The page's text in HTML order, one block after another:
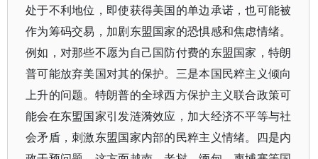
处于不利地位，即使获得美国的单边承诺，也可能被
作为筹码交易，加剧东盟国家的恐惧感和焦虑情绪。
例如，对那些不愿为自己国防付费的东盟国家，特朗
普可能放弃美国对其的保护。三是本国民粹主义倾向
上升的问题。特朗普的全球西方保护主义联合政策可
能会在东盟国家引发涟漪效应，加大经济不平等与社
会矛盾，刺激东盟国家内部的民粹主义情绪。四是内